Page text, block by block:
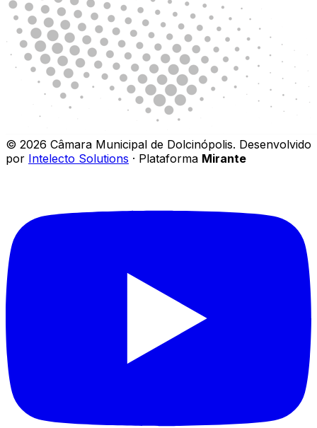
© 2026 Câmara Municipal de Dolcinópolis. Desenvolvido
por Intelecto Solutions · Plataforma Mirante